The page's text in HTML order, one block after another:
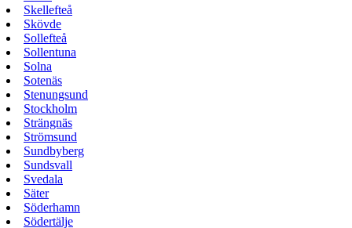
Skellefteå
Skövde
Sollefteå
Sollentuna
Solna
Sotenäs
Stenungsund
Stockholm
Strängnäs
Strömsund
Sundbyberg
Sundsvall
Svedala
Säter
Söderhamn
Södertälje